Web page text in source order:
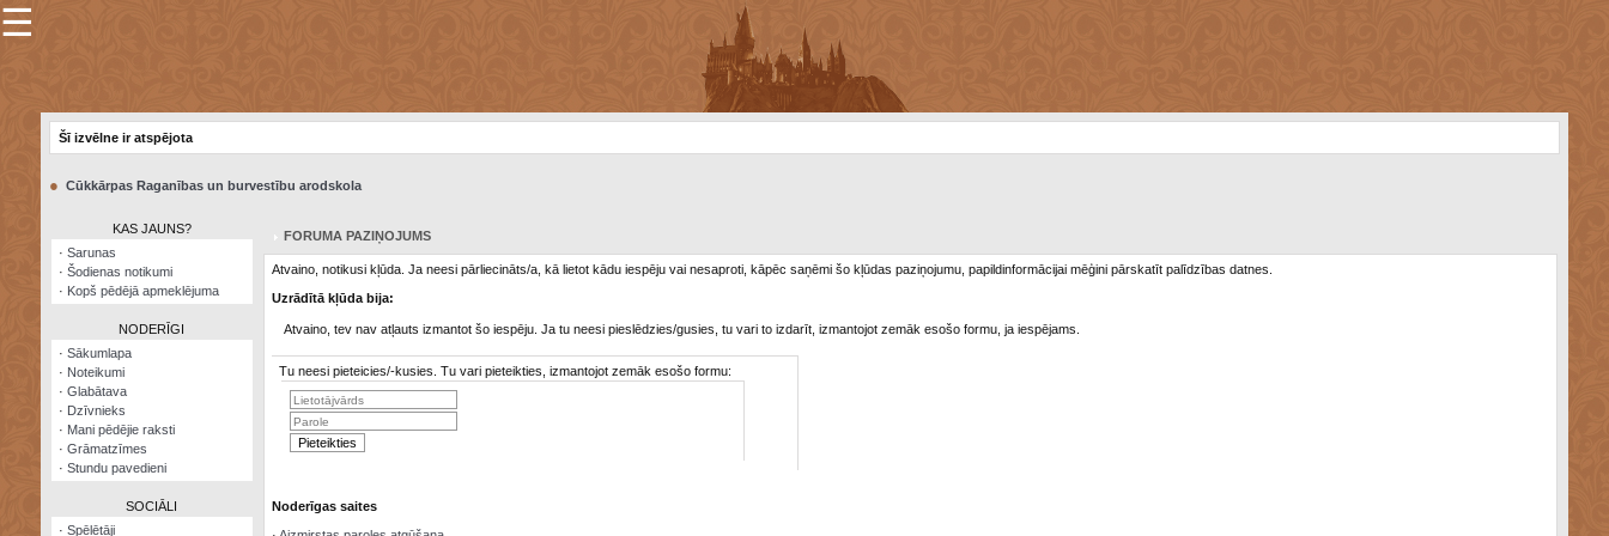
×
Šodienas
Visatcera
almanahs
☰
Šī izvēlne ir atspējota
● Cūkkārpas Raganības un burvestību arodskola
KAS JAUNS?
· Sarunas
· Šodienas notikumi
· Kopš pēdējā apmeklējuma
NODERĪGI
· Sākumlapa
· Noteikumi
· Glabātava
· Dzīvnieks
· Mani pēdējie raksti
· Grāmatzīmes
· Stundu pavedieni
SOCIĀLI
· Spēlētāji
FORUMA PAZIŅOJUMS
Atvaino, notikusi kļūda. Ja neesi pārliecināts/a, kā lietot kādu iespēju vai nesaproti, kāpēc saņēmi šo kļūdas paziņojumu, papildinformācijai mēģini pārskatīt palīdzības datnes.
Uzrādītā kļūda bija:
Atvaino, tev nav atļauts izmantot šo iespēju. Ja tu neesi pieslēdzies/gusies, tu vari to izdarīt, izmantojot zemāk esošo formu, ja iespējams.
Tu neesi pieteicies/-kusies. Tu vari pieteikties, izmantojot zemāk esošo formu:
Noderīgas saites